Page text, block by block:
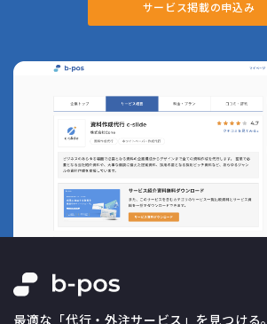
サービス掲載の申込み
最適な「代行・外注サービス」を見つける。